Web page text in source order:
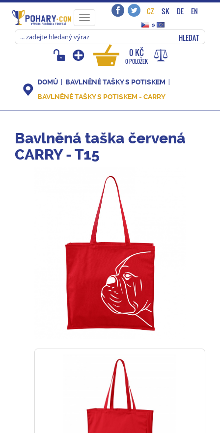
Toggle
navigation
CZ SK DE
EN
»
HLEDAT
0 KČ
0 POLOŽEK
DOMŮ
BAVLNĚNÉ TAŠKY S POTISKEM
BAVLNĚNÉ TAŠKY S POTISKEM - CARRY
Bavlněná taška červená
CARRY - T15